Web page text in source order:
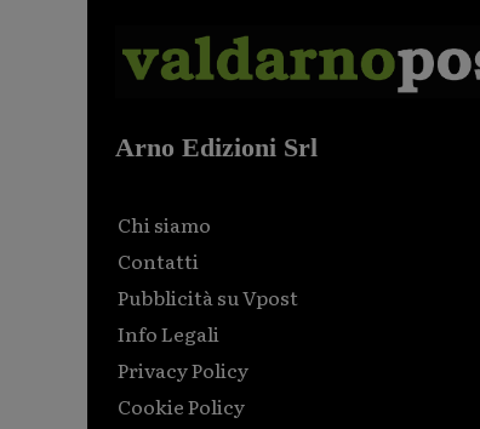
Arno Edizioni Srl
Chi siamo
Contatti
Pubblicità su Vpost
Info Legali
Privacy Policy
Cookie Policy